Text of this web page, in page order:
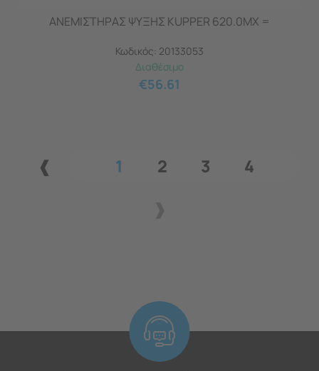
ΑΝΕΜΙΣΤΗΡΑΣ ΨΥΞΗΣ KUPPER 620.0MX =
Κωδικός: 20133053
Διαθέσιμο
€56.61
1 2 3 4